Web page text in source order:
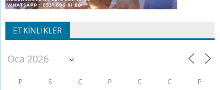
ETKINLIKLER
P S Ç P C C P